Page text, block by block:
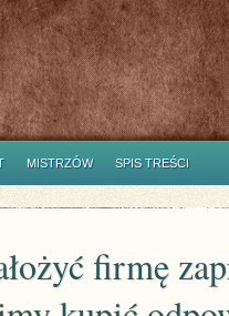
MISTRZÓW SPIS TREŚCI
firmę